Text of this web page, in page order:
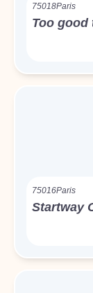
75018Paris
Too good
75016Paris
Startway